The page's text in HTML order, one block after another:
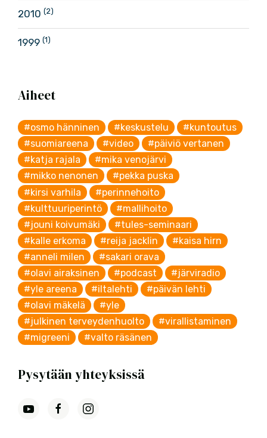
2010 (2)
1999 (1)
Aiheet
#osmo hänninen #keskustelu
#kuntoutus
#suomiareena
#video
#päiviö vertanen
#katja rajala
#mika venojärvi
#mikko nenonen
#pekka puska
#kirsi varhila
#perinnehoito
#kulttuuriperintö
#mallihoito
#jouni koivumäki
#tules-seminaari
#kalle erkoma
#reija jacklin
#kaisa hirn
#anneli milen
#sakari orava
#olavi airaksinen
#podcast
#järviradio
#yle areena
#iltalehti
#päivän lehti
#olavi mäkelä
#yle
#julkinen terveydenhuolto
#virallistaminen
#migreeni
#valto räsänen
Pysytään yhteyksissä